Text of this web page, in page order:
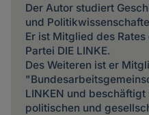
Der Autor studiert
und
Er ist Mitglied des
Partei DIE LINKE.
Des Weiteren ist er
LINKEN und
politischen und